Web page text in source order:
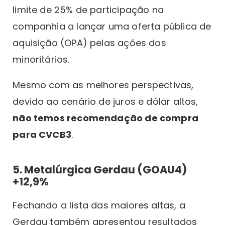
limite de 25% de participação na
companhia a lançar uma oferta pública de
aquisição (OPA) pelas ações dos
minoritários.
Mesmo com as melhores perspectivas,
devido ao cenário de juros e dólar altos,
não temos recomendação de compra
para CVCB3.
5. Metalúrgica Gerdau (GOAU4)
+12,9%
Fechando a lista das maiores altas, a
Gerdau também apresentou resultados